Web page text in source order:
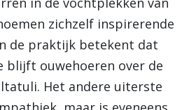
zichzelf inspirerende
de praktijk betekent dat
blijft ouwehoeren over de
Het andere uiterste